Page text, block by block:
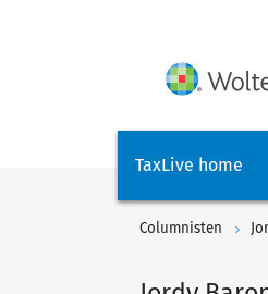
TaxLive home
Columnisten